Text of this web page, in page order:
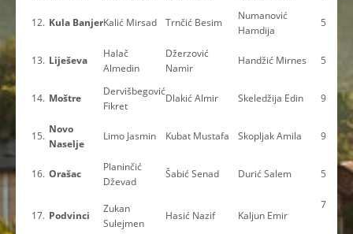
12. Kula BanjerKalić Mirsad Trnčić Besim
Numanović
Hamdija
5
13. Liješeva
Halač
Almedin
Džerzović
Namir
Handžić Mirnes 5
14. Moštre
Dervišbegović
Fikret
Dlakić Almir Skeledžija Edin 9
15.
Novo
Naselje
Limo Jasmin Kubat Mustafa Skopljak Amila 9
16. Orašac
Planinčić
Dževad
Šabić Senad Durić Salem 5
17. Podvinci
Zukan
Sulejmen
Hasić Nazif Kaljun Emir
7